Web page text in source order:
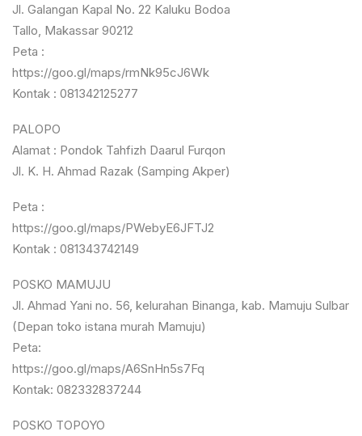
Jl. Galangan Kapal No. 22 Kaluku Bodoa
Tallo, Makassar 90212
Peta :
https://goo.gl/maps/rmNk95cJ6Wk
Kontak : 081342125277
PALOPO
Alamat : Pondok Tahfizh Daarul Furqon
Jl. K. H. Ahmad Razak (Samping Akper)
Peta :
https://goo.gl/maps/PWebyE6JFTJ2
Kontak : 081343742149
POSKO MAMUJU
Jl. Ahmad Yani no. 56, kelurahan Binanga, kab. Mamuju Sulbar
(Depan toko istana murah Mamuju)
Peta:
https://goo.gl/maps/A6SnHn5s7Fq
Kontak: 082332837244
POSKO TOPOYO